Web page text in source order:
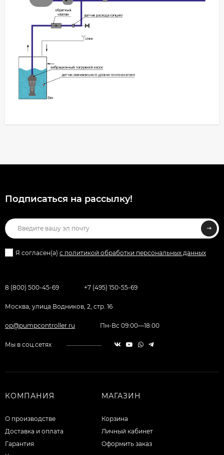
Подписаться на рассылкy!
Я согласен(a) с политикой обработки персональных данных
8 (800) 500-45-69 +7 (495) 150-55-69
Москва, улица Водников, 2, стр. 16
op@pumpcontroller.ru Пн-Вс 09:00—18:00
Мы в соц.сетях
КОМПАНИЯ
О производстве
Доставка и оплата
Гарантия
МАГАЗИН
Корзина
Личный кабинет
Оформить заказ